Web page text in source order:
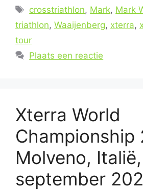
Tags
crosstriathlon, Mark, Mark
triathlon, Waaijenberg, xterra,
tour
Plaats een reactie
Xterra World
Championship
Molveno,
september